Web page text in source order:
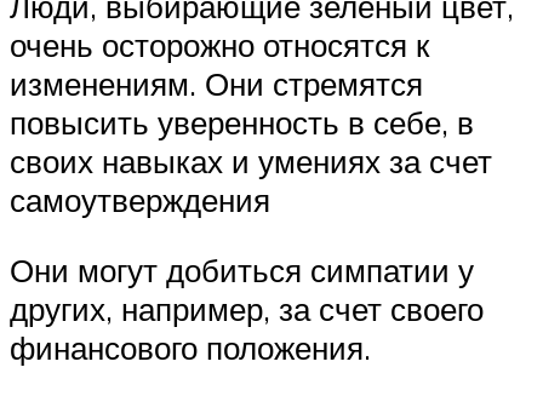
очень осторожно относятся к
изменениям. Они стремятся
повысить уверенность в себе, в
своих навыках и умениях за счет
самоутверждения
Они могут добиться симпатии у
других, например, за счет своего
финансового положения.